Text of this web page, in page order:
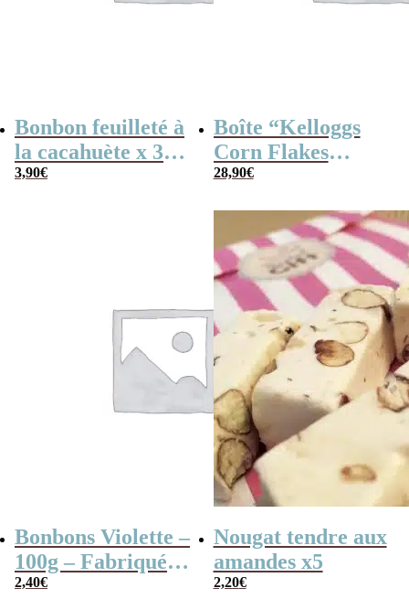
Bonbon feuilleté à
la cacahuète x 30
(170g) – Fabriqué
3,90€
Boîte “Kelloggs
Corn Flakes
Original” remplie
années 60
28,90€
Bonbons Violette –
100g – Fabriqués
en France
2,40€
Nougat tendre aux
amandes x5
2,20€